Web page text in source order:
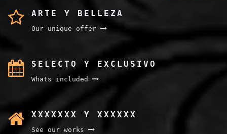
ARTE Y BELLEZA
Our unique offer
SELECTO Y EXCLUSIVO
Whats included
XXXXXXX Y XXXXXX
See our works